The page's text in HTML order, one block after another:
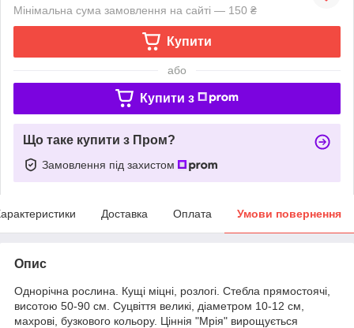
Мінімальна сума замовлення на сайті — 150 ₴
Купити
або
Купити з
Що таке купити з Пром?
Замовлення під захистом
Доставка Оплата Умови повернення
Опис
Однорічна рослина. Кущі міцні, розлогі. Стебла прямостоячі,
висотою 50-90 см. Суцвіття великі, діаметром 10-12 см,
махрові, бузкового кольору. Ціннія "Мрія" вирощується